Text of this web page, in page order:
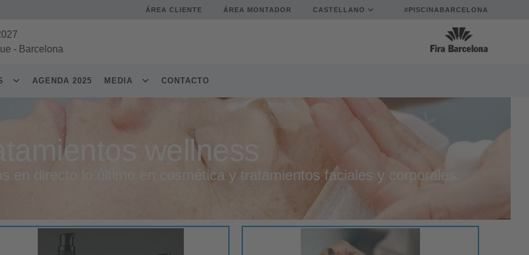
ÁREA CLIENTE ÁREA MONTADOR CASTELLANO #PISCINABARCELONA
- Barcelona
AGENDA 2025 MEDIA CONTACTO
wellness
en directo lo último en cosmética y tratamientos faciales y corporales.